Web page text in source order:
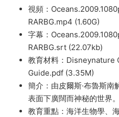
視頻：
RARBG.mp4 (1.60G)
字幕：
RARBG.srt (22.07kb)
教育材料：Disneynature
Guide.pdf (3.35M)
簡介：由皮爾斯·布魯斯
表面下廣闊而神秘的世界。
教育重點：海洋生物學、